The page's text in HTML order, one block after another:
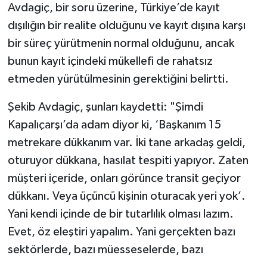
Avdagiç, bir soru üzerine, Türkiye’de kayıt
dışılığın bir realite olduğunu ve kayıt dışına karşı
bir süreç yürütmenin normal olduğunu, ancak
bunun kayıt içindeki mükellefi de rahatsız
etmeden yürütülmesinin gerektiğini belirtti.
Şekib Avdagiç, şunları kaydetti: "Şimdi
Kapalıçarşı’da adam diyor ki, ‘Başkanım 15
metrekare dükkanım var. İki tane arkadaş geldi,
oturuyor dükkana, hasılat tespiti yapıyor. Zaten
müşteri içeride, onları görünce transit geçiyor
dükkanı. Veya üçüncü kişinin oturacak yeri yok’.
Yani kendi içinde de bir tutarlılık olması lazım.
Evet, öz eleştiri yapalım. Yani gerçekten bazı
sektörlerde, bazı müesseselerde, bazı